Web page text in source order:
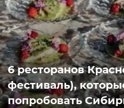
6 ресторанов
фестиваль),
попробовать